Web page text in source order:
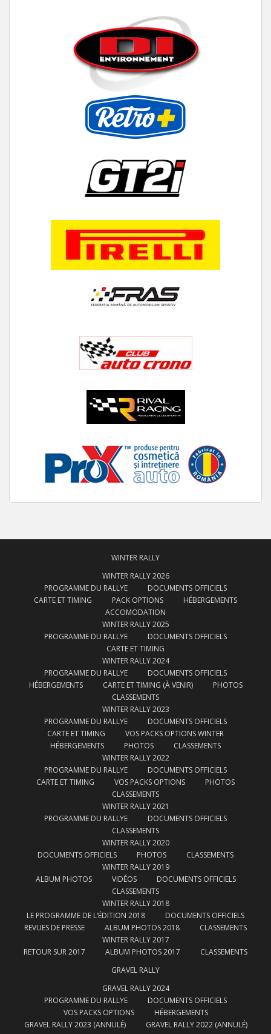
WINTER RALLY
WINTER RALLY 2026
PROGRAMME DU RALLYE
DOCUMENTS OFFICIELS
CARTE ET TIMING
PACK OPTIONS
HÉBERGEMENTS
ACCOMODATION
WINTER RALLY 2025
PROGRAMME DU RALLYE
DOCUMENTS OFFICIELS
CARTE ET TIMING
WINTER RALLY 2024
PROGRAMME DU RALLYE
DOCUMENTS OFFICIELS
HÉBERGEMENTS
CARTE ET TIMING (À VENIR)
PHOTOS
CLASSEMENTS
WINTER RALLY 2023
PROGRAMME DU RALLYE
DOCUMENTS OFFICIELS
CARTE ET TIMING
VOS PACKS OPTIONS WINTER
HÉBERGEMENTS
PHOTOS
CLASSEMENTS
WINTER RALLY 2022
PROGRAMME DU RALLYE
DOCUMENTS OFFICIELS
CARTE ET TIMING
VOS PACKS OPTIONS
PHOTOS
CLASSEMENTS
WINTER RALLY 2021
PROGRAMME DU RALLYE
DOCUMENTS OFFICIELS
CLASSEMENTS
WINTER RALLY 2020
DOCUMENTS OFFICIELS
PHOTOS
CLASSEMENTS
WINTER RALLY 2019
ALBUM PHOTOS
VIDÉOS
DOCUMENTS OFFICIELS
CLASSEMENTS
WINTER RALLY 2018
LE PROGRAMME DE L’ÉDITION 2018
DOCUMENTS OFFICIELS
REVUES DE PRESSE
ALBUM PHOTOS 2018
CLASSEMENTS
WINTER RALLY 2017
RETOUR SUR 2017
ALBUM PHOTOS 2017
CLASSEMENTS
GRAVEL RALLY
GRAVEL RALLY 2024
PROGRAMME DU RALLYE
DOCUMENTS OFFICIELS
VOS PACKS OPTIONS
HÉBERGEMENTS
GRAVEL RALLY 2023 (ANNULÉ)
GRAVEL RALLY 2022 (ANNULÉ)